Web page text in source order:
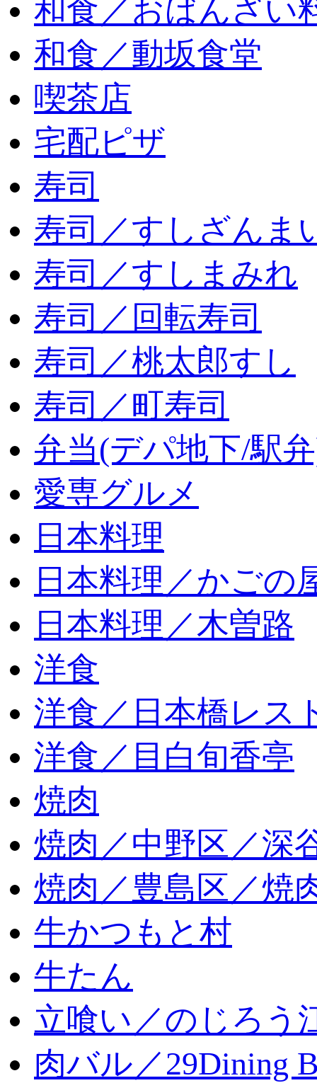
和食／おばんざい
和食／動坂食堂
喫茶店
宅配ピザ
寿司
寿司／すしざんま
寿司／すしまみれ
寿司／回転寿司
寿司／桃太郎すし
寿司／町寿司
弁当(デパ地下/駅
愛専グルメ
日本料理
日本料理／かごの
日本料理／木曽路
洋食
洋食／日本橋レス
洋食／目白旬香亭
焼肉
焼肉／中野区／深
焼肉／豊島区／焼
牛かつもと村
牛たん
立喰い／のじろう
肉バル／29Dining